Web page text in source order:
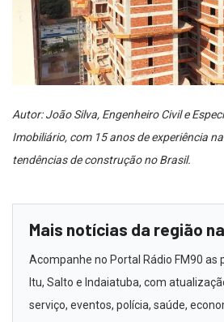
Autor: João Silva, Engenheiro Civil e
Imobiliário, com 15 anos de experiência
tendências de construção no Brasil.
Mais notícias da região
Acompanhe no Portal Rádio FM90 as
Itu, Salto e Indaiatuba, com
serviço, eventos, polícia, saúde,